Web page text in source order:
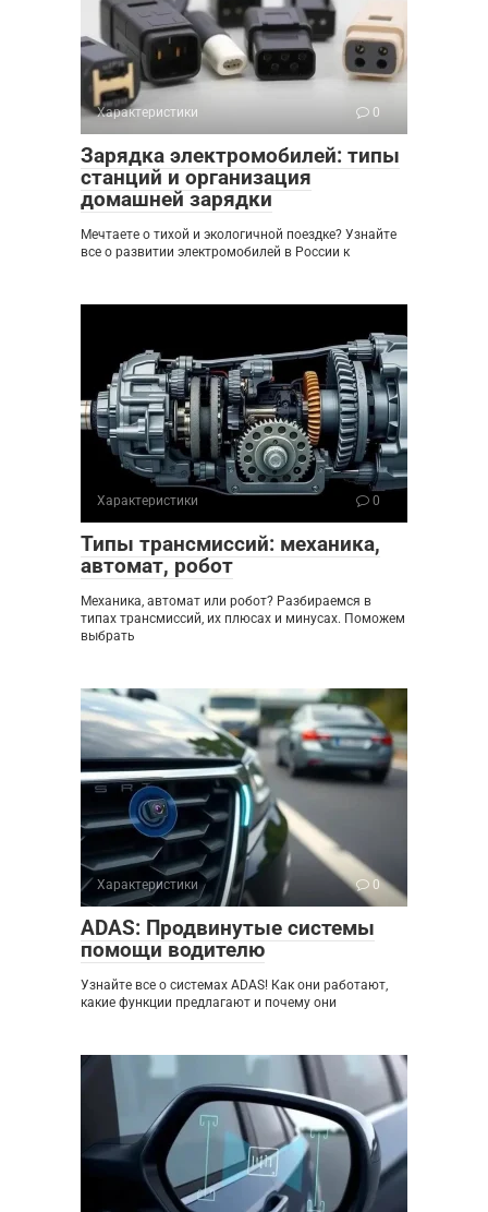
Характеристики 0
Зарядка электромобилей: типы
станций и организация
домашней зарядки
Мечтаете о тихой и экологичной поездке? Узнайте
все о развитии электромобилей в России к
Характеристики 0
Типы трансмиссий: механика,
автомат, робот
Механика, автомат или робот? Разбираемся в
типах трансмиссий, их плюсах и минусах. Поможем
выбрать
Характеристики 0
ADAS: Продвинутые системы
помощи водителю
Узнайте все о системах ADAS! Как они работают,
какие функции предлагают и почему они